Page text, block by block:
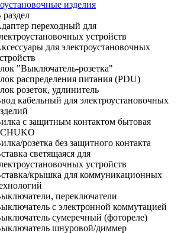
изделия
раздел
переходный для
устройств
для электроустановочных
"Выключатель-розетка"
распределения питания (PDU)
розеток, удлинитель
кабельный для электроустановочных
с защитным контактом бытовая
розетка без защитного контакта
светящаяся для
устройств
крышка для коммуникационных
переключатели
с электронной коммутацией
сумеречный (фотореле)
шнуровой/диммер